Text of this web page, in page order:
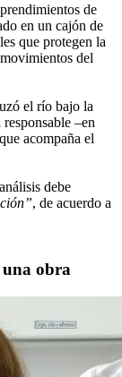
de
en un cajón de
que protegen la
del
el río bajo la
–en
acompaña el
debe
, de acuerdo a
una obra